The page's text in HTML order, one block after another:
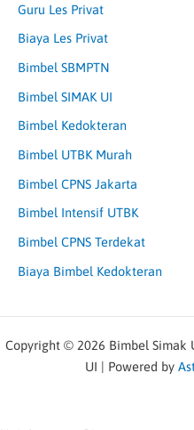
Guru Les Privat
Biaya Les Privat
Bimbel SBMPTN
Bimbel SIMAK UI
Bimbel Kedokteran
Bimbel UTBK Murah
Bimbel CPNS Jakarta
Bimbel Intensif UTBK
Bimbel CPNS Terdekat
Biaya Bimbel Kedokteran
Copyright © 2026 Bimbel Simak
UI | Powered by